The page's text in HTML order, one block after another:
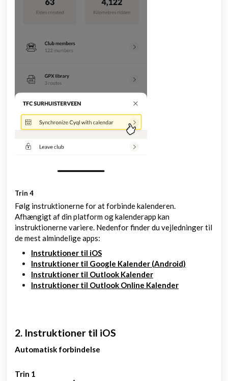
Trin 4
Følg instruktionerne for at forbinde kalenderen.
Afhængigt af din platform og kalenderapp kan
instruktionerne variere. Nedenfor finder du vejledninger til
de mest almindelige apps:
Instruktioner til iOS
Instruktioner til Google Kalender (Android)
Instruktioner til Outlook Kalender
Instruktioner til Outlook Online Kalender
2. Instruktioner til iOS
Automatisk forbindelse
Trin 1